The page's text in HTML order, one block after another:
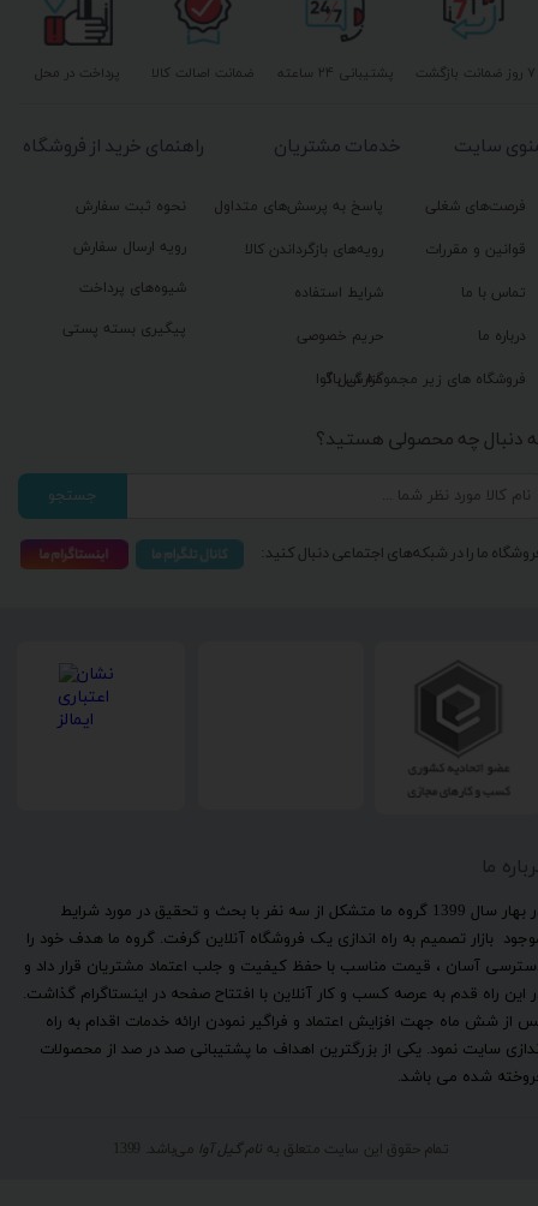
ما
​در بهار سال 1399 گروه ما متشکل از سه نفر با بحث و تحقیق در مورد شرایط
بازار تصمیم به راه اندازی یک فروشگاه آنلاین گرفت. گروه ما هدف خود را
آسان ، قیمت مناسب با حفظ کیفیت و جلب اعتماد مشتریان قرار داد و
این راه قدم به عرصه کسب و کار آنلاین با افتتاح صفحه در اینستاگرام گذاشت.
از شش ماه جهت افزایش اعتماد و فراگیر نمودن ارائه خدمات اقدام به راه
سایت نمود. یکی از بزرگترین اهداف ما پشتیبانی صد در صد از محصولات
شده می باشد.
تمام حقوق این سایت متعلق به نام گیل آوا می‌باشد. 1399
پشتیبانی ۲۴ ساعته پرداخت در محل ۷ روز ضمانت بازگشت ضمانت اصالت کالا
راهنمای خرید از فروشگاه
نحوه ثبت سفارش
رویه ارسال سفارش
شیوه‌های پرداخت
پیگیری بسته پستی
خدمات مشتریان
پاسخ به پرسش‌های متداول
رویه‌های بازگرداندن کالا
شرایط استفاده
حریم خصوصی
گزارش باگ
سایت
فرصت‌های شغلی
قوانین و مقررات
تماس با ما
درباره ما
فروشگاه های زیر مجموعه گیل آوا
دنبال چه محصولی هستید؟
جستجو
ما را در شبکه‌های اجتماعی دنبال کنید: